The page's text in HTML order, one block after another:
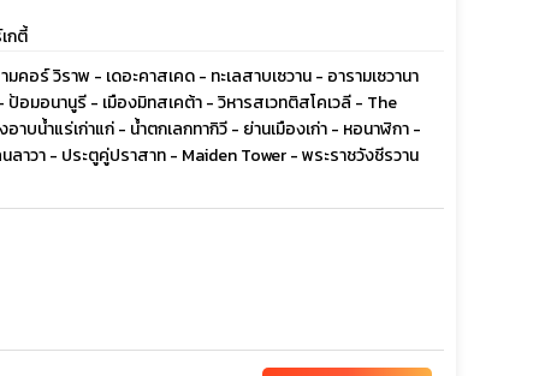
กตี้
อร์ วิราพ - เดอะคาสเคด - ทะเลสาบเซวาน - อารามเซวานา
อมอนานูรี - เมืองมิทสเคต้า - วิหารสเวทติสโคเวลี - The
น้ำแร่เก่าแก่ - น้ำตกเลกทากิวี - ย่านเมืองเก่า - หอนาฬิกา -
าวา - ประตูคู่ปราสาท - Maiden Tower - พระราชวังชีรวาน